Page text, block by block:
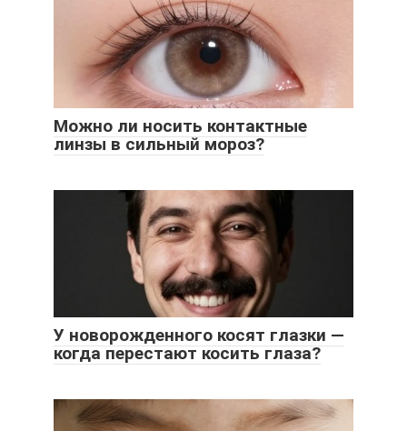
Можно ли носить контактные
линзы в сильный мороз?
У новорожденного косят глазки —
когда перестают косить глаза?